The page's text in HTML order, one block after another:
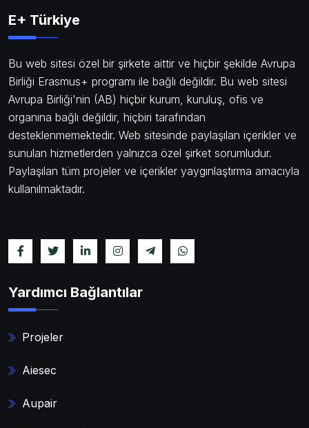
E+ Türkiye
Bu web sitesi özel bir şirkete aittir ve hiçbir şekilde Avrupa
Birliği Erasmus+ programı ile bağlı değildir. Bu web sitesi
Avrupa Birliği'nin (AB) hiçbir kurum, kuruluş, ofis ve
organına bağlı değildir, hiçbiri tarafından
desteklenmemektedir. Web sitesinde paylaşılan içerikler ve
sunulan hizmetlerden yalnızca özel şirket sorumludur.
Paylaşılan tüm projeler ve içerikler yaygınlaştırma amacıyla
kullanılmaktadır.
Yardımcı Bağlantılar
Projeler
Aiesec
Aupair